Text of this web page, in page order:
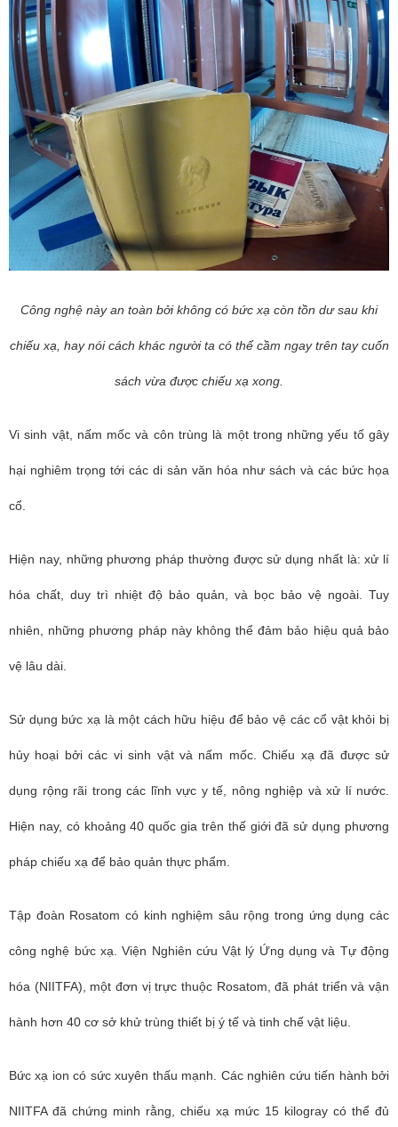
Công nghệ này an toàn bởi không có bức xạ còn tồn dư sau khi
chiếu xạ, hay nói cách khác người ta có thể cầm ngay trên tay cuốn
sách vừa được chiếu xạ xong.
Vi sinh vật, nấm mốc và côn trùng là một trong những yếu tố gây
hại nghiêm trọng tới các di sản văn hóa như sách và các bức họa
cổ.
Hiện nay, những phương pháp thường được sử dụng nhất là: xử lí
hóa chất, duy trì nhiệt độ bảo quản, và bọc bảo vệ ngoài. Tuy
nhiên, những phương pháp này không thể đảm bảo hiệu quả bảo
vệ lâu dài.
Sử dụng bức xạ là một cách hữu hiệu để bảo vệ các cổ vật khỏi bị
hủy hoại bởi các vi sinh vật và nấm mốc. Chiếu xạ đã được sử
dụng rộng rãi trong các lĩnh vực y tế, nông nghiệp và xử lí nước.
Hiện nay, có khoảng 40 quốc gia trên thế giới đã sử dụng phương
pháp chiếu xạ để bảo quản thực phẩm.
Tập đoàn Rosatom có kinh nghiệm sâu rộng trong ứng dụng các
công nghệ bức xạ. Viện Nghiên cứu Vật lý Ứng dụng và Tự động
hóa (NIITFA), một đơn vị trực thuộc Rosatom , đã phát triển và vận
hành hơn 40 cơ sở khử trùng thiết bị ý tế và tinh chế vật liệu.
Bức xạ ion có sức xuyên thấu mạnh. Các nghiên cứu tiến hành bởi
NIITFA đã chứng minh rằng, chiếu xạ mức 15 kilogray có thể đủ